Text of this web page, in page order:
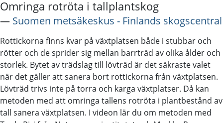
Omringa rotröta i tallplantskog
― Suomen metsäkeskus - Finlands skogscentral
Rottickorna finns kvar på växtplatsen både i stubbar och
rötter och de sprider sig mellan barrträd av olika ålder och
storlek. Bytet av trädslag till lövträd är det säkraste valet
när det gäller att sanera bort rottickorna från växtplatsen.
Lövträd trivs inte på torra och karga växtplatser. Då kan
metoden med att omringa tallens rotröta i plantbestånd av
tall sanera växtplatsen. I videon lär du om metoden med